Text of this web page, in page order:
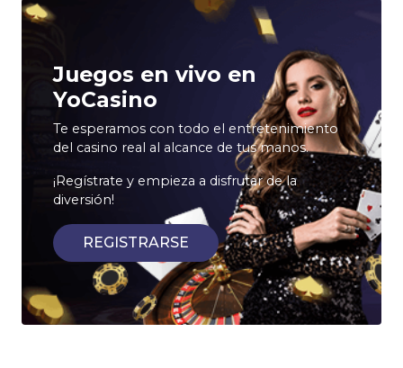
Juegos en vivo en
YoCasino
Te esperamos con todo el entretenimiento
del casino real al alcance de tus manos.
¡Regístrate y empieza a disfrutar de la
diversión!
REGISTRARSE